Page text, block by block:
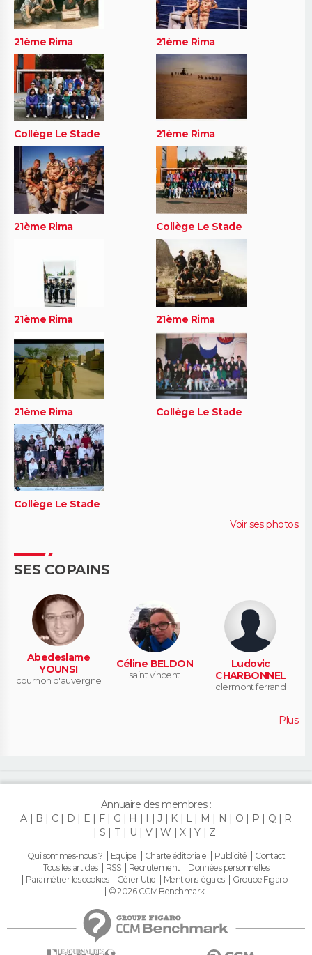
21ème Rima 21ème Rima
Collège Le Stade 21ème Rima
21ème Rima Collège Le Stade
21ème Rima 21ème Rima
21ème Rima Collège Le Stade
Collège Le Stade
Voir ses photos
SES COPAINS
Abedeslame
YOUNSI
cournon d'auvergne
Céline BELDON
saint vincent
Ludovic
CHARBONNEL
clermont ferrand
Plus
Annuaire des membres :
A
B C D E F G H J K L M N O P Q
R
S
T U V W X Y Z
Qui sommes-nous ? Equipe Charte éditoriale Publicité
Contact
Tous les articles
RSS Recrutement
Données personnelles
Paramétrer les cookies
Gérer Utiq Mentions légales
Groupe Figaro
© 2026 CCM Benchmark